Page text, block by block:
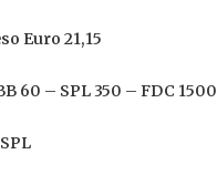
Euro 21,15
60 – SPL 350 – FDC 1500